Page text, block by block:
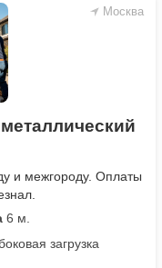
Москва
и межгороду. Оплаты
6 м.
загрузка